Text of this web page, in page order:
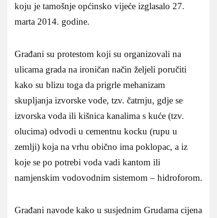
koju je tamošnje općinsko vijeće izglasalo 27.
marta 2014. godine.
Građani su protestom koji su organizovali na
ulicama grada na ironičan način željeli poručiti
kako su blizu toga da prigrle mehanizam
skupljanja izvorske vode, tzv. čatrnju, gdje se
izvorska voda ili kišnica kanalima s kuće (tzv.
olucima) odvodi u cementnu kocku (rupu u
zemlji) koja na vrhu obično ima poklopac, a iz
koje se po potrebi voda vadi kantom ili
namjenskim vodovodnim sistemom – hidroforom.
Građani navode kako u susjednim Grudama cijena